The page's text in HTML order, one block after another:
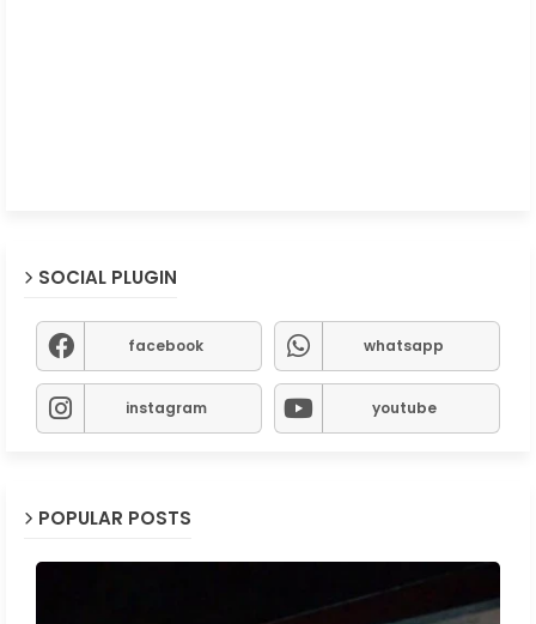
SOCIAL PLUGIN
facebook whatsapp
instagram youtube
POPULAR POSTS